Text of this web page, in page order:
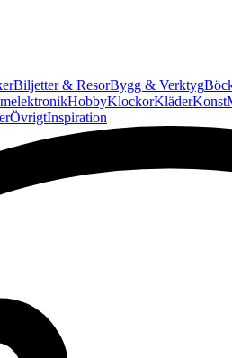
Biljetter & ResorBygg & Verktyg
HobbyKlockorKläderKonst
ÖvrigtInspiration